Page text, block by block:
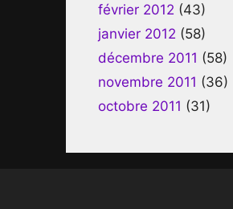
février 2012 (43)
janvier 2012 (58)
décembre 2011 (58)
novembre 2011 (36)
octobre 2011 (31)